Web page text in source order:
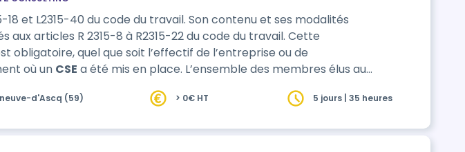
40 du code du travail. Son contenu et ses modalités
articles R 2315-8 à R2315-22 du code du travail. Cette
obligatoire, quel que soit l’effectif de l’entreprise ou de
où un CSE a été mis en place. L’ensemble des membres élus au
d'Ascq (59) > 0€ HT 5 jours | 35 heures